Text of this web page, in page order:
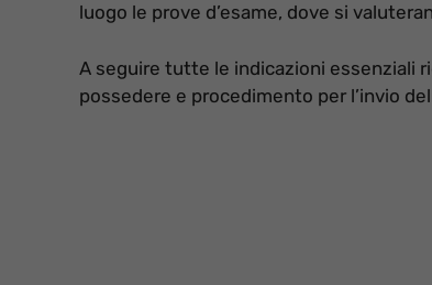
luogo le prove d’esame, dove si
A seguire tutte le indicazioni essenziali
possedere e procedimento per l’invio